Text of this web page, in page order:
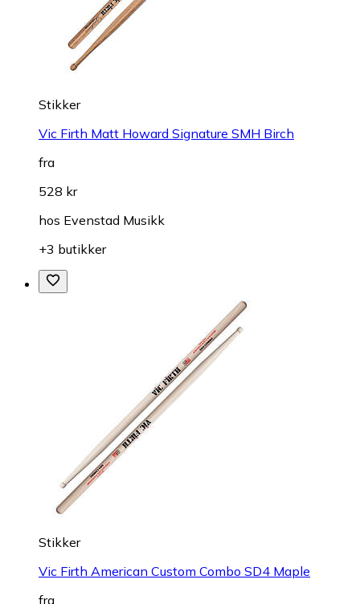
Stikker
Vic Firth Matt Howard Signature SMH Birch
fra
528 kr
hos Evenstad Musikk
+3 butikker
Stikker
Vic Firth American Custom Combo SD4 Maple
fra